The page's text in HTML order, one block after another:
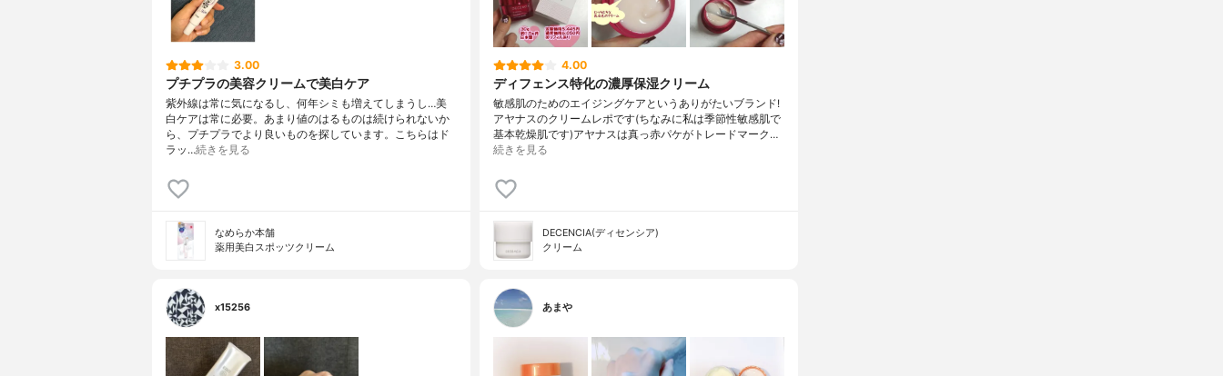
3.00
プチプラの美容クリームで美白ケア
紫外線は常に気になるし、何年シミも増えてしまうし…美
白ケアは常に必要。あまり値のはるものは続けられないか
ら、プチプラでより良いものを探しています。こちらはド
ラッ…続きを見る
なめらか本舗
薬用美白スポッツクリーム
4.00
ディフェンス特化の濃厚保湿クリーム
敏感肌のためのエイジングケアというありがたいブランド!
アヤナスのクリームレポです(ちなみに私は季節性敏感肌で
基本乾燥肌です)アヤナスは真っ赤パケがトレードマーク…
続きを見る
DECENCIA(ディセンシア)
クリーム
x15256 あまや